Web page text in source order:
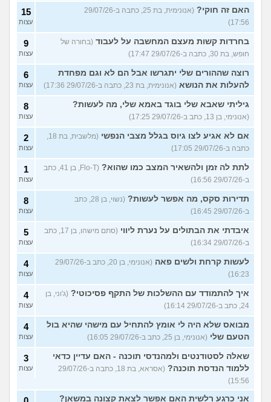
האם זה חוקי?
(אנונימית, בת 25, כתבה ב-29/07/26
17:56)
15
עצות
בחרדות קשות מעצם המחשבה על לעבוד (בחורה של
חופש, בת 30, כתבה ב-29/07/26 17:47)
9
עצות
רוצה שההורים שלי יתגרשו אבל הם לא וגם מפחדת
להעלות את הנושא (אנונימית, בת 23, כתבה ב-29/07/26 17:36)
6
עצות
גיליתי שאבא שלי בוגד באמא שלי, מה לעשות?
(אנונימי, בן 13, כתב ב-29/07/26 17:25)
8
עצות
אם לא אגיע לצו גיוס בגלל מצבי הנפשי
(מלשבית, בת 18,
כתבה ב-29/07/26 17:05)
2
עצות
לתת לה זמן ולהשאיר המצב כמו שהוא?
(Flo-T, בן 41, כתב
ב-29/07/26 16:56)
1
עצות
תדירות סקס, מה אפשר לעשות?
(נשוי, בן 28, כתב
ב-29/07/26 16:45)
8
עצות
איבדתי את הבתולים על נערת ליווי
(סתם מישהו, בן 17, כתב
ב-29/07/26 16:34)
5
עצות
לעשות קרחת ולשים פאה
(אנונימי, בן 20, כתב ב-29/07/26
16:23)
4
עצות
איך להתמודד עם ההשלכות של התקף פסיכוטי? (ג'וני, בן
24, כתב ב-29/07/26 16:14)
4
עצות
מבואס שלא היה לי אומץ להתחיל עם מישהי שהיא בול
הטעם שלי (אנונימי, בן 25, כתב ב-29/07/26 16:05)
4
עצות
שאלה לסטודנטים ולמהנדסי תוכנה - האם עדיין כדאי
ללמוד הנדסת תוכנה?
(אסראא, בת 18, כתבה ב-29/07/26
15:56)
3
עצות
אני כרגע רלשית האם אפשר לצאת קצונה במשאן?